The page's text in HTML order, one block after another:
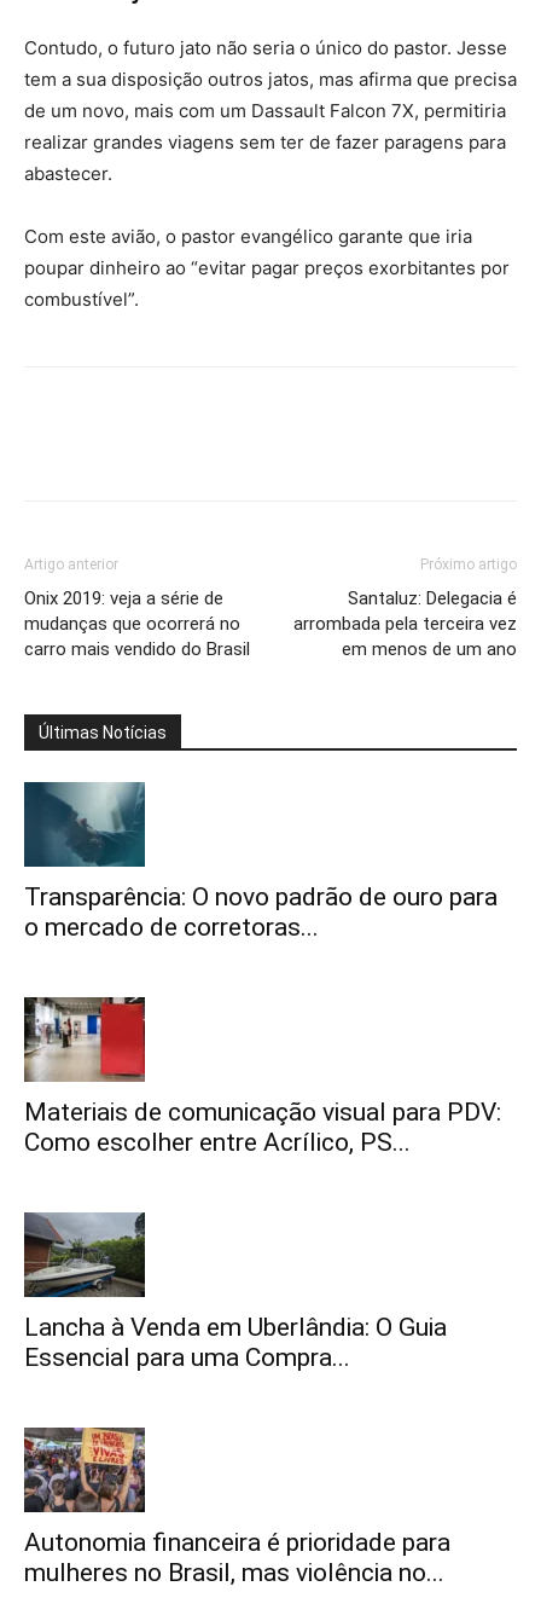
Contudo, o futuro jato não seria o único do pastor. Jesse
tem a sua disposição outros jatos, mas afirma que precisa
de um novo, mais com um Dassault Falcon 7X, permitiria
realizar grandes viagens sem ter de fazer paragens para
abastecer.
Com este avião, o pastor evangélico garante que iria
poupar dinheiro ao “evitar pagar preços exorbitantes por
combustível”.
Artigo anterior
Onix 2019: veja a série de
mudanças que ocorrerá no
carro mais vendido do Brasil
Próximo artigo
Santaluz: Delegacia é
arrombada pela terceira vez
em menos de um ano
Últimas Notícias
Transparência: O novo padrão de ouro para
o mercado de corretoras...
Materiais de comunicação visual para PDV:
Como escolher entre Acrílico, PS...
Lancha à Venda em Uberlândia: O Guia
Essencial para uma Compra...
Autonomia financeira é prioridade para
mulheres no Brasil, mas violência no...